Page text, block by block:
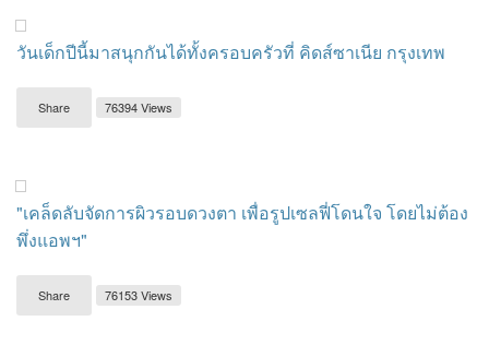
วันเด็กปีนี้มาสนุกกันได้ทั้งครอบครัวที่ คิดส์ซาเนีย กรุงเทพ
Share 76394 Views
"เคล็ดลับจัดการผิวรอบดวงตา เพื่อรูปเซลฟี่โดนใจ โดยไม่ต้อง
พึ่งแอพฯ"
Share 76153 Views